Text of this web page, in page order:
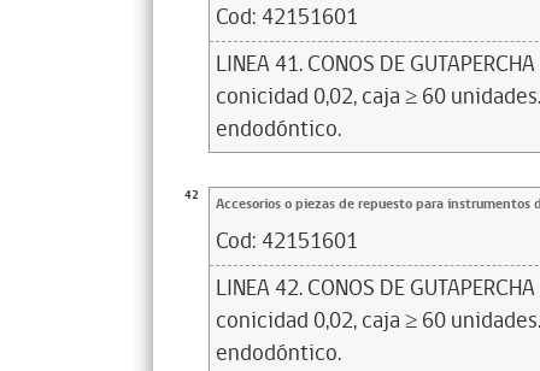
Cod: 42151601
LINEA 41. CONOS DE
conicidad 0,02, caja ≥ 60
endodóntico.
42 Accesorios o piezas de repuesto para instrumentos
Cod: 42151601
LINEA 42. CONOS DE
conicidad 0,02, caja ≥ 60
endodóntico.